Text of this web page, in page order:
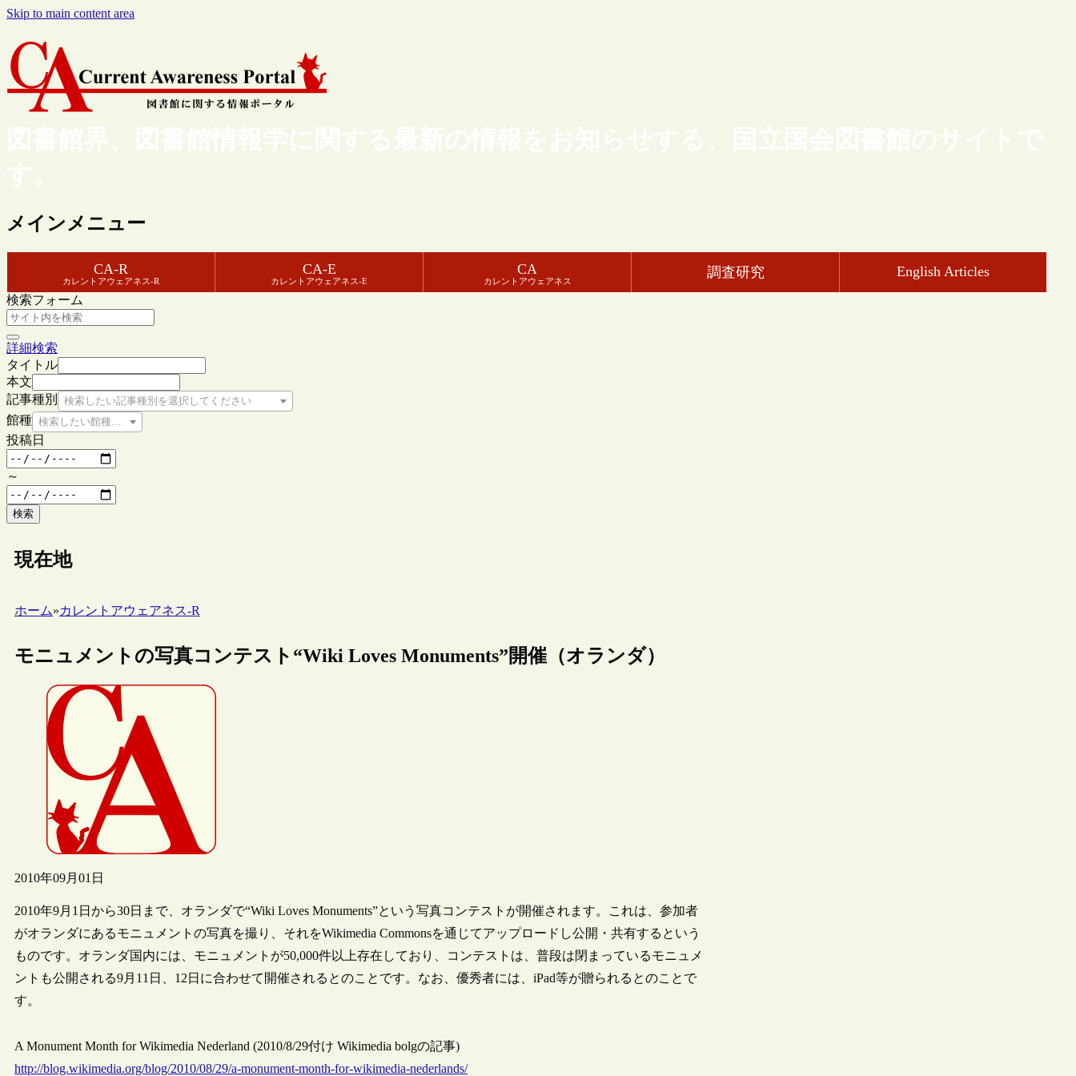
Skip to main content area
図書館界、図書館情報学に関する最新の情報をお知らせする、国立国会図書館のサイトで
す。
メインメニュー
CA-R
カレントアウェアネス-R
CA-E
カレントアウェアネス-E
CA
カレントアウェアネス
調査研究 English Articles
検索フォーム
詳細検索
タイトル
本文
記事種別
検索したい記事種別を選択してください
館種 検索したい館種を選択してください
投稿日
～
検索
現在地
ホーム»カレントアウェアネス-R
モニュメントの写真コンテスト“Wiki Loves Monuments”開催（オランダ）
2010年09月01日
2010年9月1日から30日まで、オランダで“Wiki Loves Monuments”という写真コンテストが開催されます。これは、参加者
がオランダにあるモニュメントの写真を撮り、それをWikimedia Commonsを通じてアップロードし公開・共有するという
ものです。オランダ国内には、モニュメントが50,000件以上存在しており、コンテストは、普段は閉まっているモニュメ
ントも公開される9月11日、12日に合わせて開催されるとのことです。なお、優秀者には、iPad等が贈られるとのことで
す。
A Monument Month for Wikimedia Nederland (2010/8/29付け Wikimedia bolgの記事)
http://blog.wikimedia.org/blog/2010/08/29/a-monument-month-for-wikimedia-nederlands/